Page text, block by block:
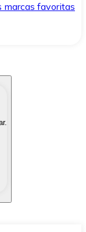
marcas favoritas
de forma
fiduciária